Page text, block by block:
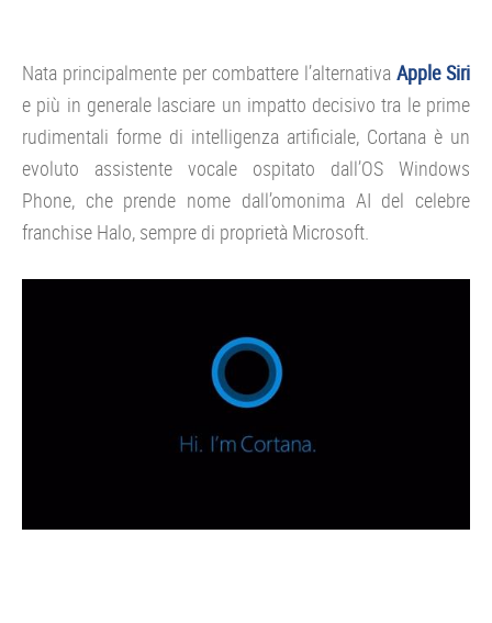
Nata principalmente per combattere l’alternativa Apple Siri
e più in generale lasciare un impatto decisivo tra le prime
rudimentali forme di intelligenza artificiale, Cortana è un
evoluto assistente vocale ospitato dall’OS Windows
Phone, che prende nome dall’omonima AI del celebre
franchise Halo, sempre di proprietà Microsoft.